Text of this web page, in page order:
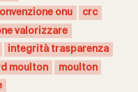
onu
crc
valorizzare
integrità trasparenza
moulton
moulton